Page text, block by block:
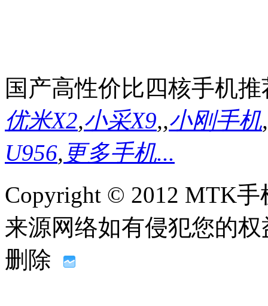
国产高性价比四核手机推
优米X2,小采X9,,小刚手机,
U956, 更多手机...
Copyright © 2012 MTK
来源网络如有侵犯您的
删除